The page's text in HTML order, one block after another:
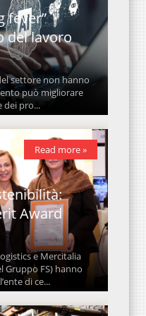
fever”
del lavoro
settore non hanno
può migliorare
dei pro...
Award
e Mercitalia
Gruppo FS) hanno
di ce...
Read more »